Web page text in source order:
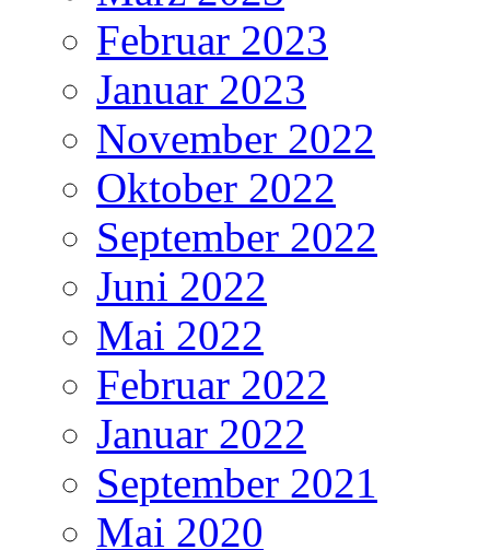
Februar 2023
Januar 2023
November 2022
Oktober 2022
September 2022
Juni 2022
Mai 2022
Februar 2022
Januar 2022
September 2021
Mai 2020